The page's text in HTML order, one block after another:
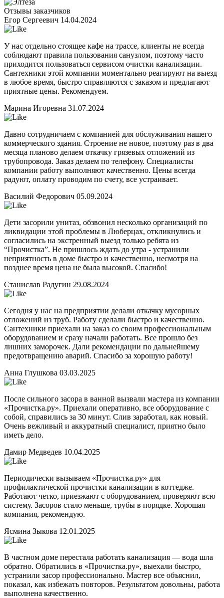
Отзывы заказчиков
Егор Сергеевич 14.04.2024
У нас отдельно стоящее кафе на трассе, клиенты не всегда
соблюдают правила пользования санузлом, поэтому часто
приходится пользоваться сервисом очистки канализации.
Сантехники этой компании моментально реагируют на выезд
в любое время, быстро справляются с заказом и предлагают
приятные цены. Рекомендуем.
Марина Игоревна 31.07.2024
Давно сотрудничаем с компанией для обслуживания нашего
коммерческого здания. Строение не новое, поэтому раз в два
месяца планово делаем откачку грязевых отложений из
трубопровода. Заказ делаем по телефону. Специалисты
компании работу выполняют качественно. Цены всегда
радуют, оплату проводим по счету, все устраивает.
Василий Федорович 05.09.2024
Дети засорили унитаз, обзвонил несколько организаций по
ликвидации этой проблемы в Люберцах, откликнулись и
согласились на экстренный выезд только ребята из
“Прочистка”. Не пришлось ждать до утра - устранили
неприятность в доме быстро и качественно, несмотря на
позднее время цена не была высокой. Спасибо!
Станислав Радугин 29.08.2024
Сегодня у нас на предприятии делали откачку мусорных
отложений из труб. Работу сделали быстро и качественно.
Сантехники приехали на заказ со своим профессиональным
оборудованием и сразу начали работать. Все прошло без
лишних заморочек. Дали рекомендации по дальнейшему
предотвращению аварий. Спасибо за хорошую работу!
Анна Глушкова 03.03.2025
После сильного засора в ванной вызвали мастера из компании
«Прочистка.ру». Приехали оперативно, все оборудование с
собой, справились за 30 минут. Слив заработал, как новый.
Очень вежливый и аккуратный специалист, приятно было
иметь дело.
Дамир Медведев 10.04.2025
Периодически вызываем «Прочистка.ру» для
профилактической прочистки канализации в коттедже.
Работают четко, приезжают с оборудованием, проверяют всю
систему. Засоров стало меньше, трубы в порядке. Хорошая
компания, рекомендую.
Ясмина Зыкова 12.01.2025
В частном доме перестала работать канализация — вода шла
обратно. Обратились в «Прочистка.ру», выехали быстро,
устранили засор профессионально. Мастер все объяснил,
показал, как избежать повторов. Результатом довольны, работа
выполнена качественно.